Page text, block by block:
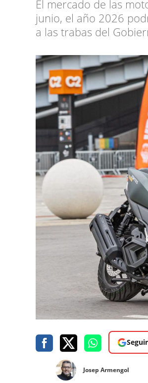
El mercado de las
junio, el año 2026
a las trabas del
Josep Armengol